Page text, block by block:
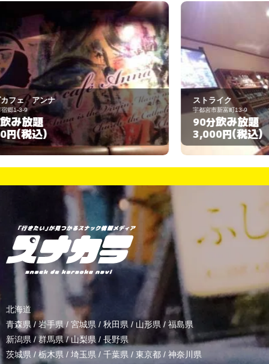
ストライク
宇都宮市新富町13-9
90分飲み放題
3,000円(税込)
北海道
青森県 / 岩手県/ 宮城県 / 秋田県 / 山形県/ 福島県
新潟県 /群馬県/山梨県 / 長野県
茨城県 / 栃木県 / 埼玉県 / 千葉県 / 東京都 / 神奈川県